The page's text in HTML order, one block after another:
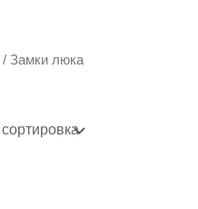
/ Замки люка